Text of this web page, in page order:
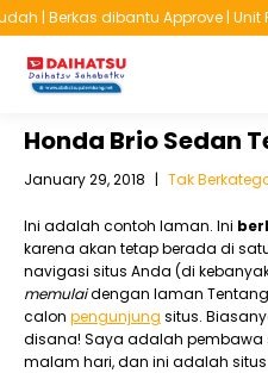
| Berkas dibantu Approve | Unit
You are here :Beranda/Tak
Honda Brio Sedan
January 29, 2018 | Tak
Ini adalah contoh laman. Ini
karena akan tetap berada di
navigasi situs Anda (di
memulaidengan laman
calon pengunjung situs.
disana! Saya adalah pembawa
malam hari, dan ini adalah